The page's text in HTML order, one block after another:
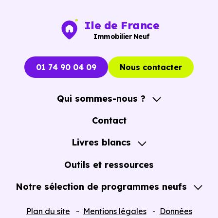
Point de comparaison Dans l’ancien
Environ
Environ
soit une
Plus limitées selon
conditions
Logement
Ile de France
Immobilier Neuf
01 74 90 04 09 Nous contacter
Qui sommes-nous ?
A propos
Contact
Livres blancs
Guide de l'Achat immobilier neuf en VEFA
Outils et ressources
Notre sélection de programmes neufs
Plan du site Mentions légales Données